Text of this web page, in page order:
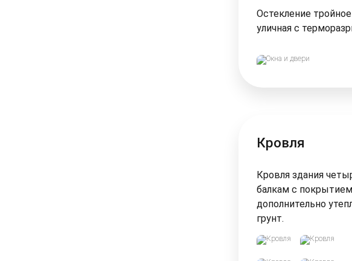
Остекление
уличная с
Кровля
Кровля здания
балкам с
дополнительно
грунт.